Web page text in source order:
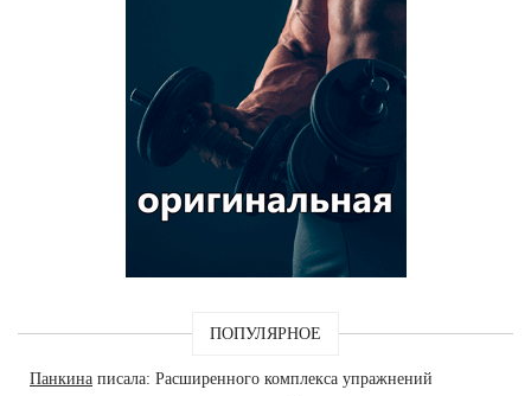
ПОПУЛЯРНОЕ
Панкина писала: Расширенного комплекса упражнений